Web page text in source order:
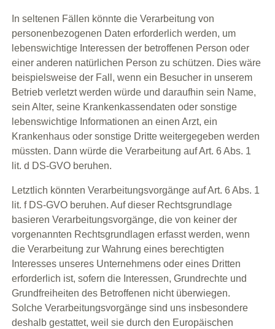
In seltenen Fällen könnte die Verarbeitung von
personenbezogenen Daten erforderlich werden, um
lebenswichtige Interessen der betroffenen Person oder
einer anderen natürlichen Person zu schützen. Dies wäre
beispielsweise der Fall, wenn ein Besucher in unserem
Betrieb verletzt werden würde und daraufhin sein Name,
sein Alter, seine Krankenkassendaten oder sonstige
lebenswichtige Informationen an einen Arzt, ein
Krankenhaus oder sonstige Dritte weitergegeben werden
müssten. Dann würde die Verarbeitung auf Art. 6 Abs. 1
lit. d DS-GVO beruhen.
Letztlich könnten Verarbeitungsvorgänge auf Art. 6 Abs. 1
lit. f DS-GVO beruhen. Auf dieser Rechtsgrundlage
basieren Verarbeitungsvorgänge, die von keiner der
vorgenannten Rechtsgrundlagen erfasst werden, wenn
die Verarbeitung zur Wahrung eines berechtigten
Interesses unseres Unternehmens oder eines Dritten
erforderlich ist, sofern die Interessen, Grundrechte und
Grundfreiheiten des Betroffenen nicht überwiegen.
Solche Verarbeitungsvorgänge sind uns insbesondere
deshalb gestattet, weil sie durch den Europäischen